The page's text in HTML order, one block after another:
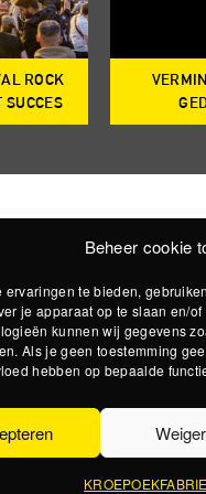
Beheer cookie
ervaringen te bieden,
je apparaat op te slaan en/
kunnen wij gegevens
Als je geen toestemming
hebben op bepaalde
ROCK
SUCCES